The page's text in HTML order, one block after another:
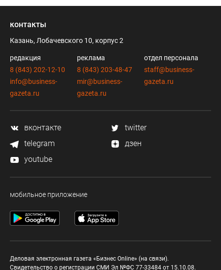
контакты
Казань, Лобачевского 10, корпус 2
редакция
8 (843) 202-12-10
info@business-
gazeta.ru
реклама
8 (843) 203-48-47
mir@business-
gazeta.ru
отдел персонала
staff@business-
gazeta.ru
вконтакте
twitter
telegram
дзен
youtube
мобильное приложение
Деловая электронная газета «Бизнес Online» (на связи).
Свидетельство о регистрации СМИ Эл №ФС 77-33484 от 15.10.08.